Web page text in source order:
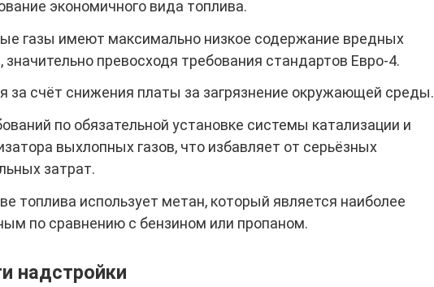
экономичного вида топлива.
газы имеют максимально низкое содержание вредных
значительно превосходя требования стандартов Евро-4.
за счёт снижения платы за загрязнение окружающей среды.
по обязательной установке системы катализации и
выхлопных газов, что избавляет от серьёзных
затрат.
топлива использует метан, который является наиболее
по сравнению с бензином или пропаном.
надстройки